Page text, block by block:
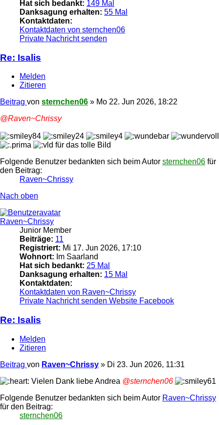
Hat sich bedankt: 149 Mal
Danksagung erhalten: 55 Mal
Kontaktdaten:
Kontaktdaten von sternchen06
Private Nachricht senden
Re: Isalis
Melden
Zitieren
Beitrag von sternchen06 » Mo 22. Jun 2026, 18:22
@Raven~Chrissy
für das tolle Bild
Folgende Benutzer bedankten sich beim Autor sternchen06 für
den Beitrag:
Raven~Chrissy
Nach oben
Raven~Chrissy
Junior Member
Beiträge: 11
Registriert: Mi 17. Jun 2026, 17:10
Wohnort: Im Saarland
Hat sich bedankt: 25 Mal
Danksagung erhalten: 15 Mal
Kontaktdaten:
Kontaktdaten von Raven~Chrissy
Private Nachricht senden Website Facebook
Re: Isalis
Melden
Zitieren
Beitrag von Raven~Chrissy » Di 23. Jun 2026, 11:31
Vielen Dank liebe Andrea @sternchen06
Folgende Benutzer bedankten sich beim Autor Raven~Chrissy
für den Beitrag:
sternchen06